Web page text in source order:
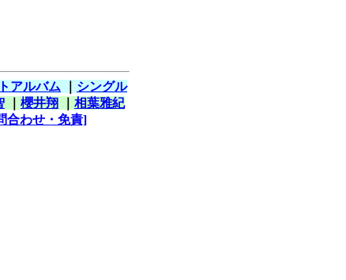
アルバム
シングル
櫻井翔
相葉雅紀
合わせ・免責]